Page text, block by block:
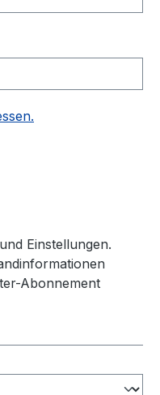
Einstellungen.
Abonnement